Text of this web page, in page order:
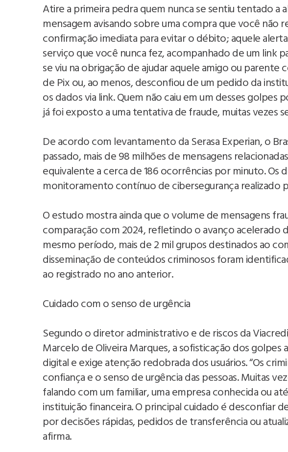
Atire a primeira pedra quem nunca se sentiu tentado a
mensagem avisando sobre uma compra que você não
confirmação imediata para evitar o débito; aquele
serviço que você nunca fez, acompanhado de um link
se viu na obrigação de ajudar aquele amigo ou
de Pix ou, ao menos, desconfiou de um pedido da
os dados via link. Quem não caiu em um desses golpes
já foi exposto a uma tentativa de fraude, muitas vezes
De acordo com levantamento da Serasa Experian, o
passado, mais de 98 milhões de mensagens
equivalente a cerca de 186 ocorrências por minuto. Os
monitoramento contínuo de cibersegurança realizado
O estudo mostra ainda que o volume de mensagens
comparação com 2024, refletindo o avanço acelerado
mesmo período, mais de 2 mil grupos destinados ao
disseminação de conteúdos criminosos foram
ao registrado no ano anterior.
Cuidado com o senso de urgência
Segundo o diretor administrativo e de riscos da
Marcelo de Oliveira Marques, a sofisticação dos golpes
digital e exige atenção redobrada dos usuários. “Os
confiança e o senso de urgência das pessoas. Muitas
falando com um familiar, uma empresa conhecida ou
instituição financeira. O principal cuidado é desconfiar
por decisões rápidas, pedidos de transferência ou
afirma.